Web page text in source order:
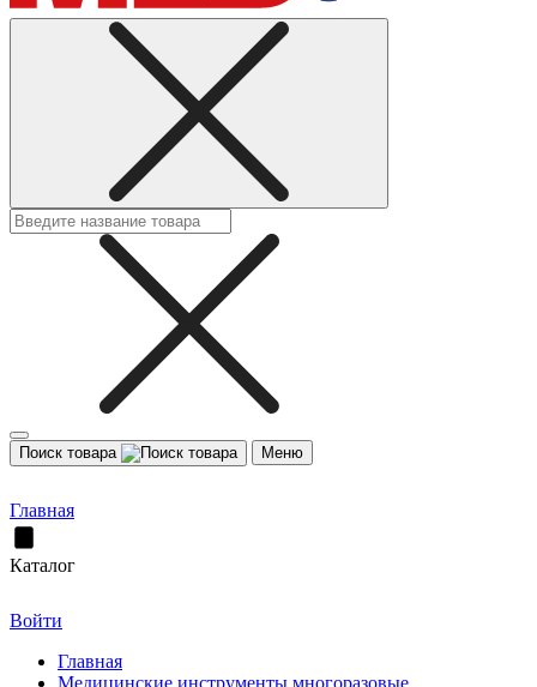
Поиск товара Меню
Главная
Каталог
Войти
Главная
Медицинские инструменты многоразовые